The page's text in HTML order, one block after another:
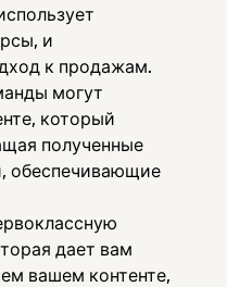
и
к продажам.
могут
который
полученные
обеспечивающие
дает вам
вашем контенте,